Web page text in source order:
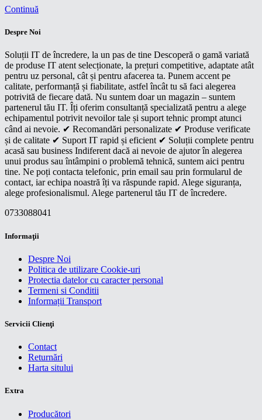
Continuă
Despre Noi
Soluții IT de încredere, la un pas de tine Descoperă o gamă variată
de produse IT atent selecționate, la prețuri competitive, adaptate atât
pentru uz personal, cât și pentru afacerea ta. Punem accent pe
calitate, performanță și fiabilitate, astfel încât tu să faci alegerea
potrivită de fiecare dată. Nu suntem doar un magazin – suntem
partenerul tău IT. Îți oferim consultanță specializată pentru a alege
echipamentul potrivit nevoilor tale și suport tehnic prompt atunci
când ai nevoie. ✔ Recomandări personalizate ✔ Produse verificate
și de calitate ✔ Suport IT rapid și eficient ✔ Soluții complete pentru
acasă sau business Indiferent dacă ai nevoie de ajutor în alegerea
unui produs sau întâmpini o problemă tehnică, suntem aici pentru
tine. Ne poți contacta telefonic, prin email sau prin formularul de
contact, iar echipa noastră îți va răspunde rapid. Alege siguranța,
alege profesionalismul. Alege partenerul tău IT de încredere.
0733088041
Informaţii
Despre Noi
Politica de utilizare Cookie-uri
Protectia datelor cu caracter personal
Termeni si Conditii
Informații Transport
Servicii Clienţi
Contact
Returnări
Harta sitului
Extra
Producători